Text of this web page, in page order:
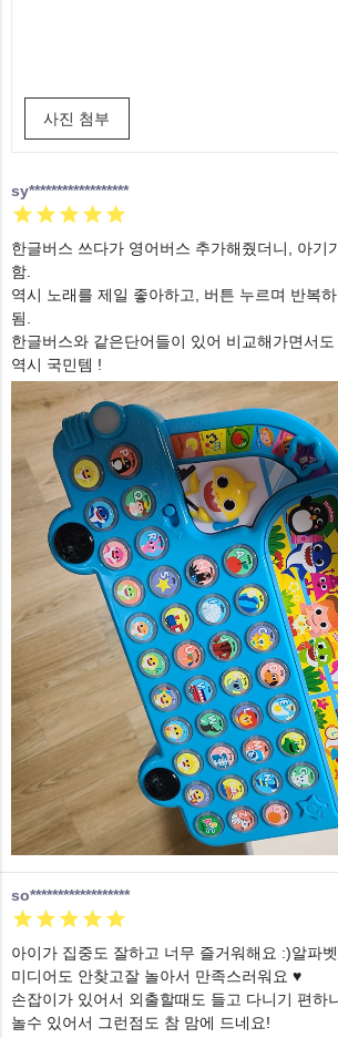
사진 첨부
sy******************

한글버스 쓰다가 영어버스 추가해줬더니, 아기
함.
역시 노래를 제일 좋아하고, 버튼 누르며 반복
됨.
한글버스와 같은단어들이 있어 비교해가면서도
역시 국민템 !
so******************

아이가 집중도 잘하고 너무 즐거워해요 :)알파
미디어도 안찾고잘 놀아서 만족스러워요 ♥︎
손잡이가 있어서 외출할때도 들고 다니기 편하
놀수 있어서 그런점도 참 맘에 드네요!